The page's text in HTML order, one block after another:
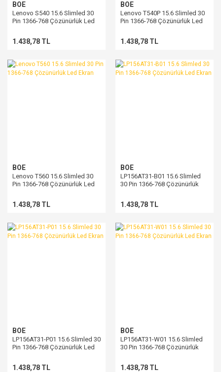
BOE
Lenovo S540 15.6 Slimled 30
Pin 1366-768 Çözünürlük Led
1.438,78 TL
BOE
Lenovo T540P 15.6 Slimled 30
Pin 1366-768 Çözünürlük Led
1.438,78 TL
BOE
Lenovo T560 15.6 Slimled 30
Pin 1366-768 Çözünürlük Led
1.438,78 TL
BOE
LP156AT31-B01 15.6 Slimled
30 Pin 1366-768 Çözünürlük
1.438,78 TL
BOE
LP156AT31-P01 15.6 Slimled 30
Pin 1366-768 Çözünürlük Led
1.438,78 TL
BOE
LP156AT31-W01 15.6 Slimled
30 Pin 1366-768 Çözünürlük
1.438,78 TL